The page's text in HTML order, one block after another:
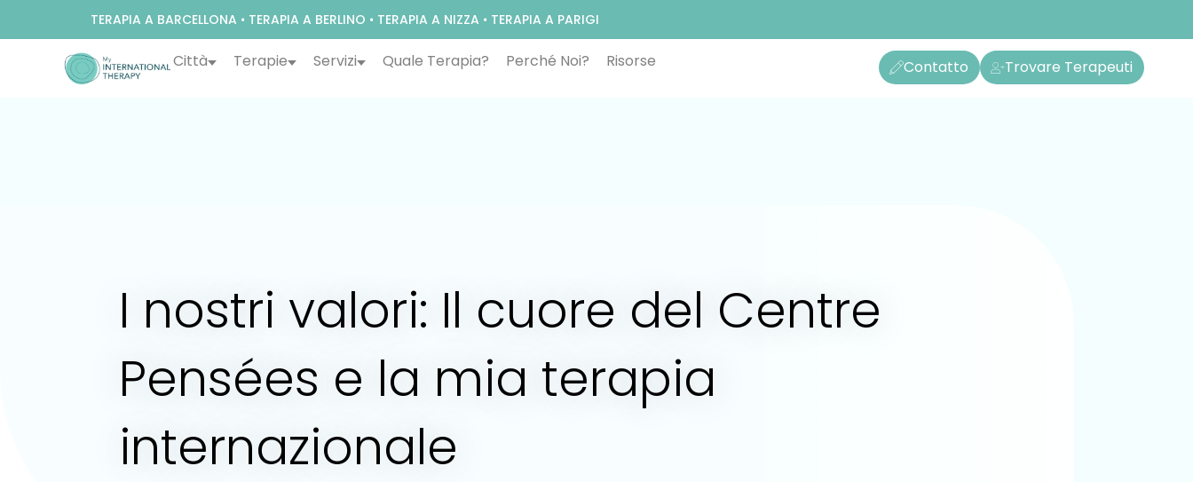
TERAPIA A BARCELLONA • TERAPIA A BERLINO • TERAPIA A NIZZA • TERAPIA A PARIGI
Città Terapie Servizi Quale Terapia? Perché Noi? Risorse Contatto Trovare Terapeuti
I nostri valori: Il cuore del Centre
Pensées e la mia terapia
internazionale